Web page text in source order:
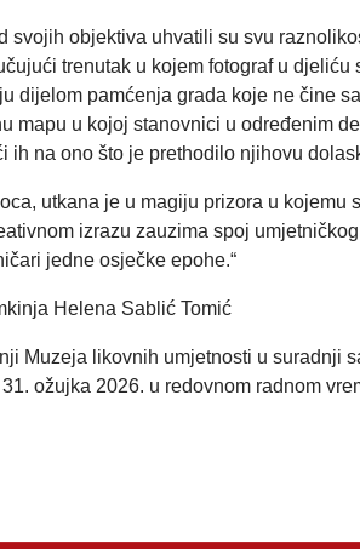
svojih objektiva uhvatili su svu
trenutak u kojem fotograf u
dijelom pamćenja grada koje ne čine
mapu u kojoj stanovnici u određenim
ih na ono što je prethodilo njihovu
utkana je u magiju prizora u
izrazu zauzima spoj
jedne osječke epohe.“
Helena Sablić Tomić
Muzeja likovnih umjetnosti u suradnji
ožujka 2026. u redovnom radnom